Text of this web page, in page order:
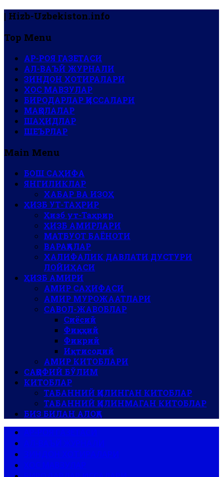
| Hizb-Uzbekiston.info
Top Menu
АР-РОЯ ГАЗЕТАСИ
АЛ-ВАЪЙ ЖУРНАЛИ
ЗИНДОН ХОТИРАЛАРИ
ХОС МАВЗУЛАР
БИРОДАРЛАР ҚИССАЛАРИ
МАҚОЛАЛАР
ШАҲИДЛАР
ШЕЪРЛАР
Main Menu
БОШ САҲИФА
ЯНГИЛИКЛАР
ХАБАР ВА ИЗОҲ
ҲИЗБ УТ-ТАҲРИР
Ҳизб ут-Таҳрир
ҲИЗБ АМИРЛАРИ
МАТБУОТ БАЁНОТИ
ВАРАҚАЛАР
ХАЛИФАЛИК ДАВЛАТИ ДУСТУРИ
ЛОЙИҲАСИ
ҲИЗБ АМИРИ
АМИР САҲИФАСИ
АМИР МУРОЖААТЛАРИ
САВОЛ-ЖАВОБЛАР
Сиёсий
Фиқҳий
Фикрий
Иқтисодий
АМИР КИТОБЛАРИ
САҚОФИЙ БЎЛИМ
КИТОБЛАР
ТАБАННИЙ ҚИЛИНГАН КИТОБЛАР
ТАБАННИЙ ҚИЛИНМАГАН КИТОБЛАР
БИЗ БИЛАН АЛОҚА